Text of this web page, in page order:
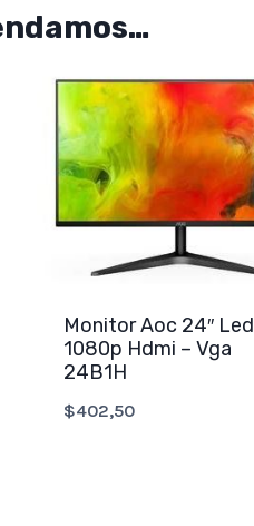
Monitor Aoc 24″ Led
1080p Hdmi – Vga
24B1H
$402,50